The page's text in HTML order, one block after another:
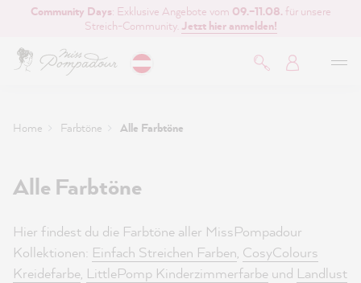
springen
Community Days: Exklusive Angebote vom 09.–11.08. für unsere
Streich-Community. Jetzt hier anmelden!
Home Farbtöne Alle Farbtöne
Alle Farbtöne
Hier findest du die Farbtöne aller MissPompadour
Kollektionen: Einfach Streichen Farben, CosyColours
Kreidefarbe, LittlePomp Kinderzimmerfarbe und Landlust